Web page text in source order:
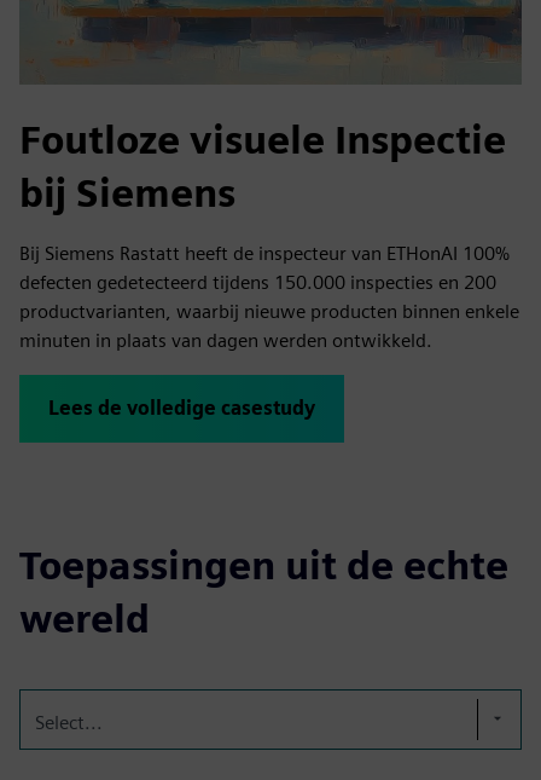
Foutloze visuele Inspectie
bij Siemens
Bij Siemens Rastatt heeft de inspecteur van ETHonAI 100%
defecten gedetecteerd tijdens 150.000 inspecties en 200
productvarianten, waarbij nieuwe producten binnen enkele
minuten in plaats van dagen werden ontwikkeld.
Lees de volledige casestudy
Toepassingen uit de echte
wereld
Select...